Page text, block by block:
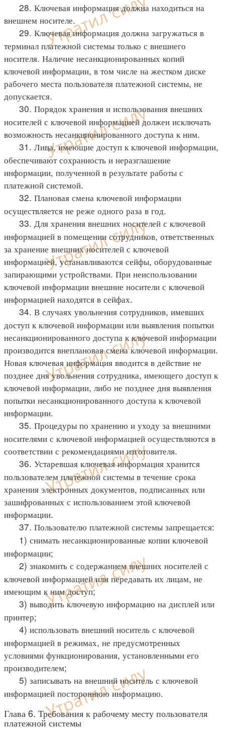
28. Ключевая информация должна находиться на
внешнем носителе.
29. Ключевая информация должна загружаться в
терминал платежной системы только с внешнего
носителя. Наличие несанкционированных копий
ключевой информации, в том числе на жестком диске
рабочего места пользователя платежной системы, не
допускается.
30. Порядок хранения и использования внешних
носителей с ключевой информацией должен исключать
возможность несанкционированного доступа к ним.
31. Лица, имеющие доступ к ключевой информации,
обеспечивают сохранность и неразглашение
информации, полученной в результате работы с
платежной системой.
32. Плановая смена ключевой информации
осуществляется не реже одного раза в год.
33. Для хранения внешних носителей с ключевой
информацией в помещении сотрудников, ответственных
за хранение внешних носителей с ключевой
информацией, устанавливаются сейфы, оборудованные
запирающими устройствами. При неиспользовании
ключевой информации внешние носители с ключевой
информацией находятся в сейфах.
34. В случаях увольнения сотрудников, имевших
доступ к ключевой информации или выявления попытки
несанкционированного доступа к ключевой информации
производится внеплановая смена ключевой информации.
Новая ключевая информация вводится в действие не
позднее дня увольнения сотрудника, имеющего доступ к
ключевой информации, либо не позднее дня выявления
попытки несанкционированного доступа к ключевой
информации.
35. Процедуры по хранению и уходу за внешними
носителями с ключевой информацией осуществляются в
соответствии с рекомендациями изготовителя.
36. Устаревшая ключевая информация хранится
пользователем платежной системы в течение срока
хранения электронных документов, подписанных или
зашифрованных с использованием этой ключевой
информации.
37. Пользователю платежной системы запрещается:
1) снимать несанкционированные копии ключевой
информации;
2) знакомить с содержанием внешних носителей с
ключевой информацией или передавать их лицам, не
имеющим к ним доступ;
3) выводить ключевую информацию на дисплей или
принтер;
4) использовать внешний носитель с ключевой
информацией в режимах, не предусмотренных
условиями функционирования, установленными его
производителем;
5) записывать на внешний носитель с ключевой
информацией постороннюю информацию.
Глава 6. Требования к рабочему месту пользователя
платежной системы